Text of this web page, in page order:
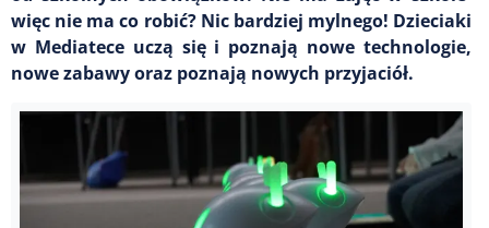
więc nie ma co robić? Nic bardziej mylnego! Dzieciaki
w Mediatece uczą się i poznają nowe technologie,
nowe zabawy oraz poznają nowych przyjaciół.